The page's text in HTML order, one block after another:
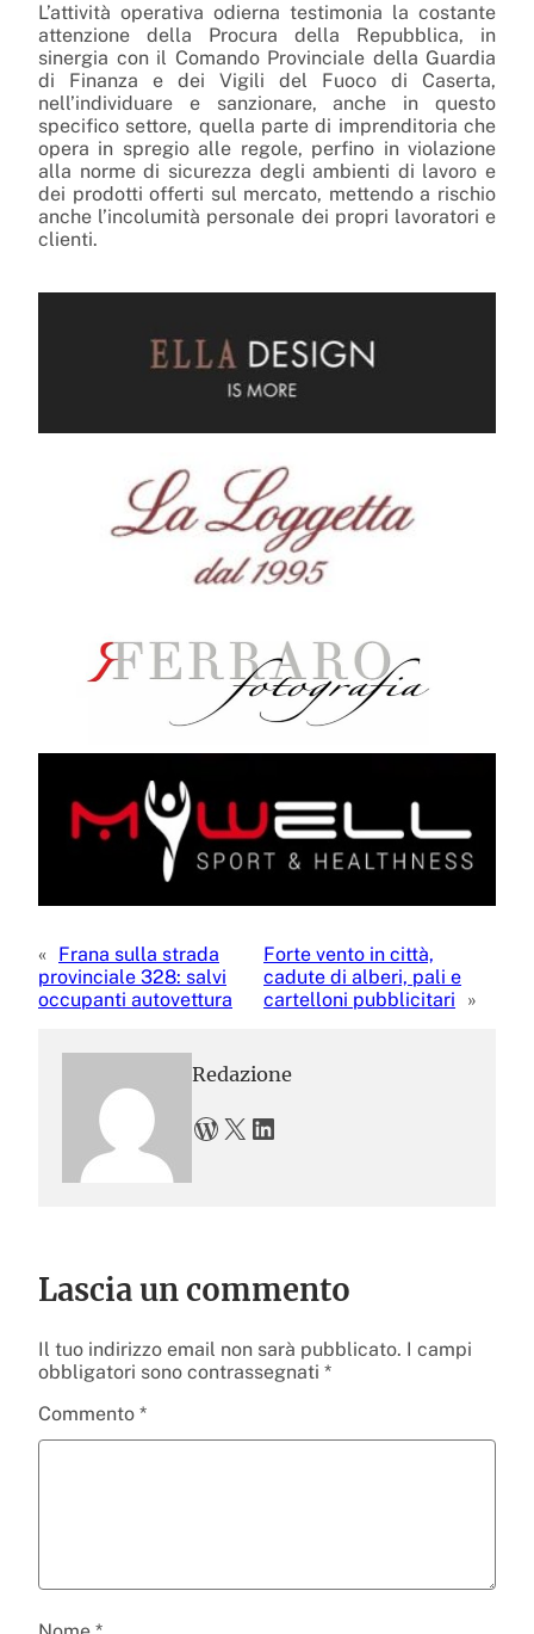
L’attività operativa odierna testimonia la costante
attenzione della Procura della Repubblica, in
sinergia con il Comando Provinciale della Guardia
di Finanza e dei Vigili del Fuoco di Caserta,
nell’individuare e sanzionare, anche in questo
specifico settore, quella parte di imprenditoria che
opera in spregio alle regole, perfino in violazione
alla norme di sicurezza degli ambienti di lavoro e
dei prodotti offerti sul mercato, mettendo a rischio
anche l’incolumità personale dei propri lavoratori e
clienti.
« Frana sulla strada
provinciale 328: salvi
occupanti autovettura
Forte vento in città,
cadute di alberi, pali e
cartelloni pubblicitari
»
Redazione
WordPress X LinkedIn
Lascia un commento
Il tuo indirizzo email non sarà pubblicato. I campi
obbligatori sono contrassegnati *
Commento *